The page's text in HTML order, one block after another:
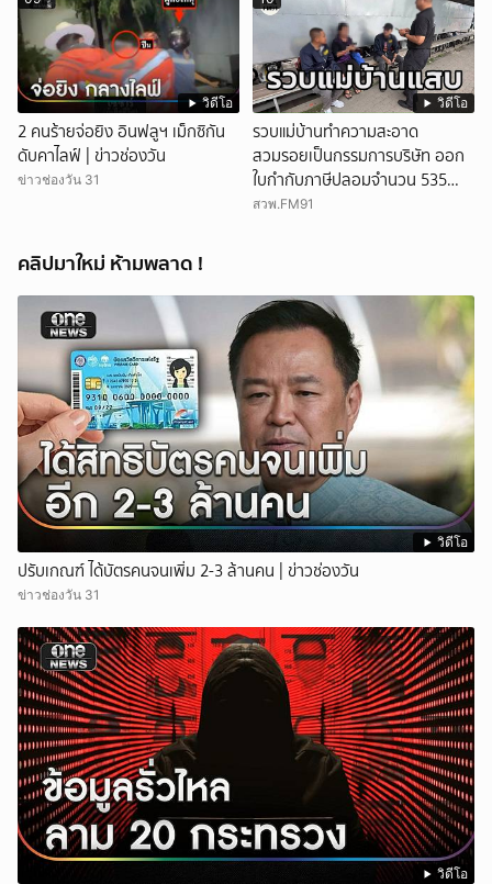
วิดีโอ
2 คนร้ายจ่อยิง อินฟลูฯ เม็กซิกัน
ดับคาไลฟ์ | ข่าวช่องวัน
ข่าวช่องวัน 31
วิดีโอ
รวบแม่บ้านทำความสะอาด
สวมรอยเป็นกรรมการบริษัท ออก
ใบกำกับภาษีปลอมจำนวน 535
ฉบับ รัฐเสียหายกว่า 129 ล้านบาท
สวพ.FM91
คลิปมาใหม่ ห้ามพลาด !
วิดีโอ
ปรับเกณฑ์ ได้บัตรคนจนเพิ่ม 2-3 ล้านคน | ข่าวช่องวัน
ข่าวช่องวัน 31
วิดีโอ